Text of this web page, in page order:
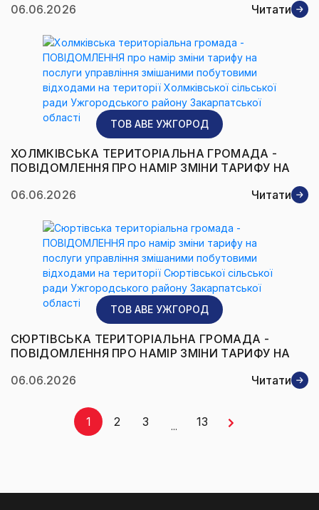
ВЕЛИКОГАБАРИТНИМИ ТА РЕМОНТНИМИ
06.06.2026 Читати
ТОВ AВЕ УЖГОРОД
ХОЛМКІВСЬКА ТЕРИТОРІАЛЬНА ГРОМАДА -
ПОВІДОМЛЕННЯ ПРО НАМІР ЗМІНИ ТАРИФУ НА
ПОБУТОВИМИ ВІДХОДАМИ НА ТЕРИТОРІЇ
УЖГОРОДСЬКОГО РАЙОНУ ЗАКАРПАТСЬКОЇ
ОБЛАСТІ
06.06.2026 Читати
ТОВ AВЕ УЖГОРОД
СЮРТІВСЬКА ТЕРИТОРІАЛЬНА ГРОМАДА -
ПОВІДОМЛЕННЯ ПРО НАМІР ЗМІНИ ТАРИФУ НА
ПОБУТОВИМИ ВІДХОДАМИ НА ТЕРИТОРІЇ
УЖГОРОДСЬКОГО РАЙОНУ ЗАКАРПАТСЬКОЇ
06.06.2026 Читати
1 2 3 ... 13